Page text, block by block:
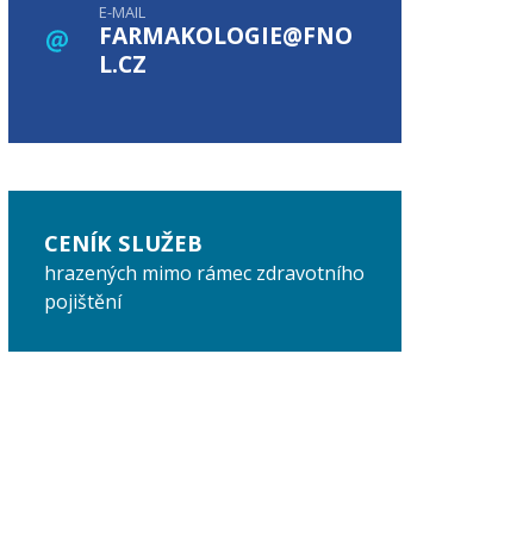
E-MAIL
FARMAKOLOGIE@FNO
L.CZ
CENÍK SLUŽEB
hrazených mimo rámec zdravotního
pojištění